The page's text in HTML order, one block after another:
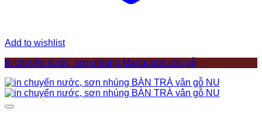
Add to wishlist
In chuyển nước, sơn nhúng Manocanh vân gỗ